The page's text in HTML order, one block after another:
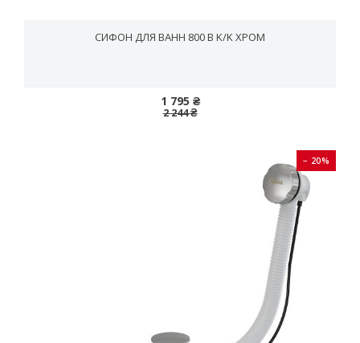
СИФОН ДЛЯ ВАНН 800 B K/K ХРОМ
1 795 ₴
2 244 ₴
− 20%